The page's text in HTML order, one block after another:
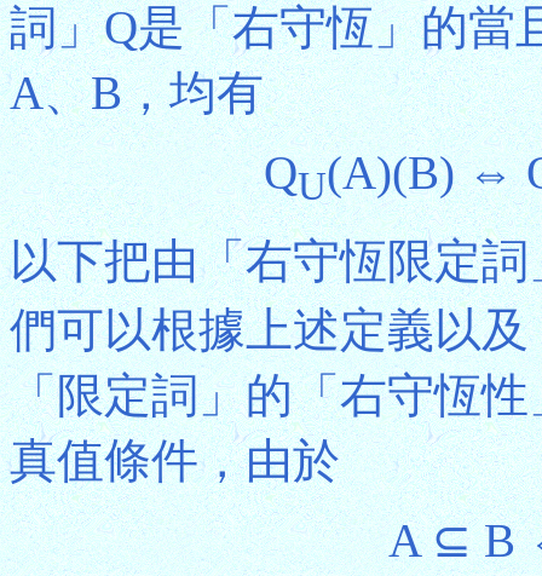
詞」Q是「右守恆」的當
A、B，均有
QU(A)(B) ⇔
以下把由「右守恆限定
們可以根據上述定義以
「限定詞」的「右守恆
真值條件，由於
A ⊆ B